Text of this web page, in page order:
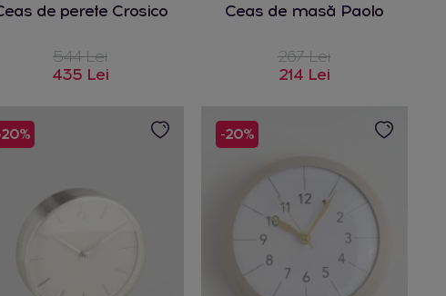
de perete Crosico
544 Lei
435 Lei
Ceas de masă Paolo
267 Lei
214 Lei
-20%